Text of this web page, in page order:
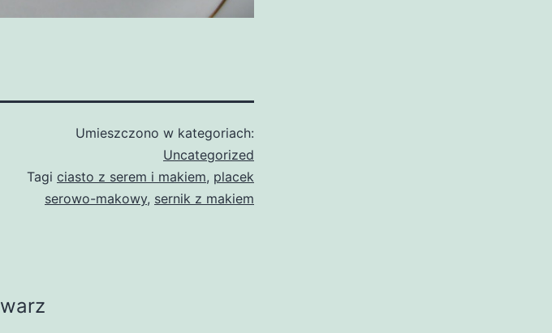
Umieszczono w kategoriach:
Uncategorized
Tagi ciasto z serem i makiem, placek
serowo-makowy, sernik z makiem